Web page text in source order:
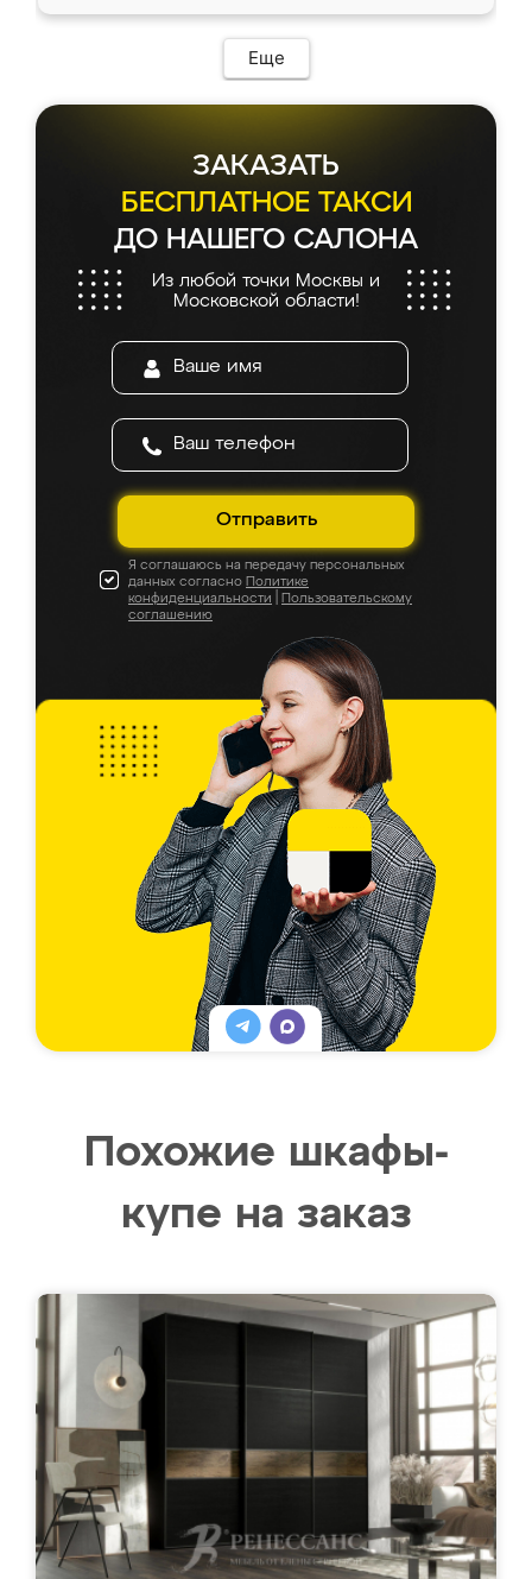
Еще
ЗАКАЗАТЬ
БЕСПЛАТНОЕ ТАКСИ
ДО НАШЕГО САЛОНА
Из любой точки Москвы и
Московской области!
Отправить
Я соглашаюсь на передачу персональных
данных согласно Политике
конфиденциальности
Пользовательскому
соглашению
Похожие шкафы-
купе на заказ